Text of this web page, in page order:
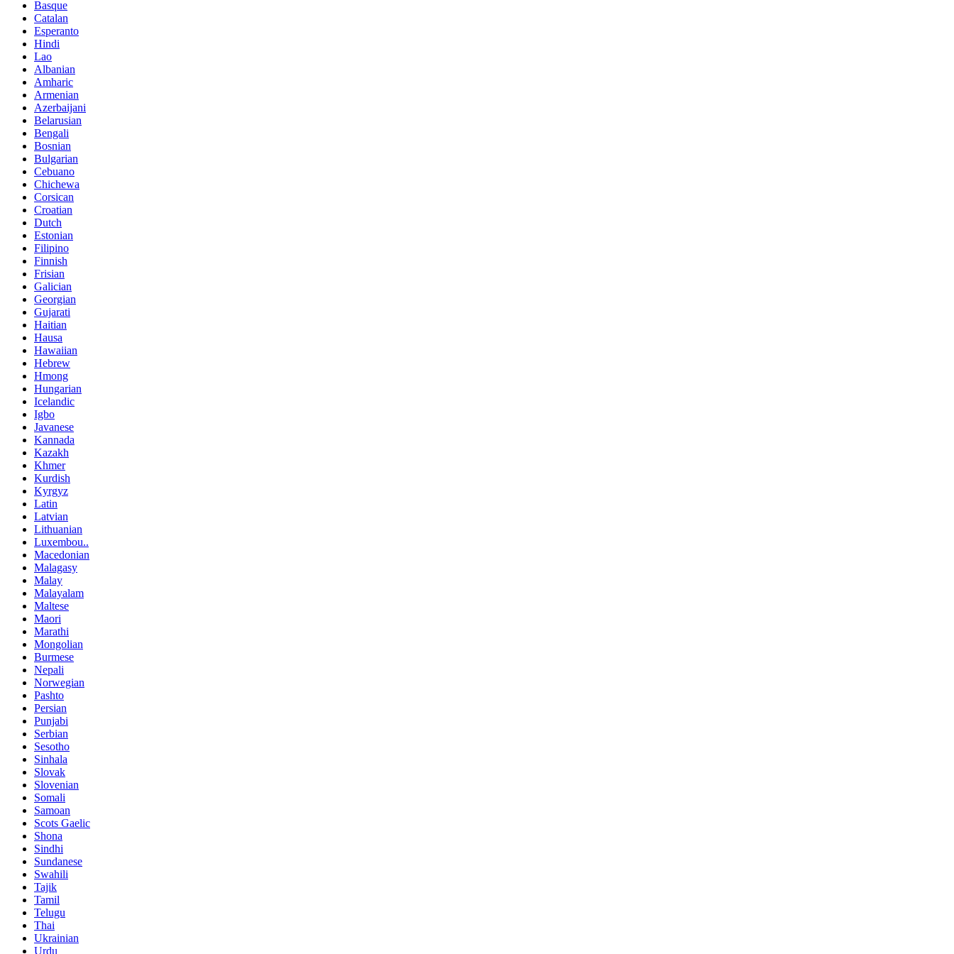
Basque
Catalan
Esperanto
Hindi
Lao
Albanian
Amharic
Armenian
Azerbaijani
Belarusian
Bengali
Bosnian
Bulgarian
Cebuano
Chichewa
Corsican
Croatian
Dutch
Estonian
Filipino
Finnish
Frisian
Galician
Georgian
Gujarati
Haitian
Hausa
Hawaiian
Hebrew
Hmong
Hungarian
Icelandic
Igbo
Javanese
Kannada
Kazakh
Khmer
Kurdish
Kyrgyz
Latin
Latvian
Lithuanian
Luxembou..
Macedonian
Malagasy
Malay
Malayalam
Maltese
Maori
Marathi
Mongolian
Burmese
Nepali
Norwegian
Pashto
Persian
Punjabi
Serbian
Sesotho
Sinhala
Slovak
Slovenian
Somali
Samoan
Scots Gaelic
Shona
Sindhi
Sundanese
Swahili
Tajik
Tamil
Telugu
Thai
Ukrainian
Urdu